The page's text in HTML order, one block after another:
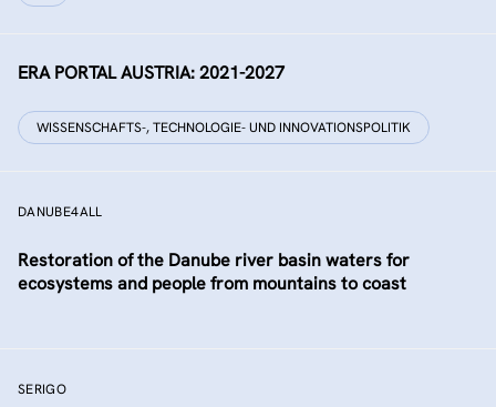
ERA PORTAL AUSTRIA: 2021-2027
WISSENSCHAFTS-, TECHNOLOGIE- UND INNOVATIONSPOLITIK
DANUBE4ALL
Restoration of the Danube river basin waters for
ecosystems and people from mountains to coast
SERIGO